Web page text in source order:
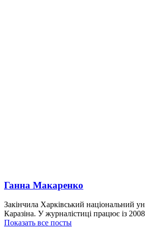
Ганна Макаренко
Закінчила Харківський національний
Каразіна. У журналістиці працює із
Показать все посты